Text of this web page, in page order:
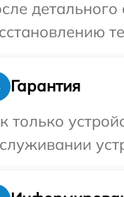
Гарантия
только